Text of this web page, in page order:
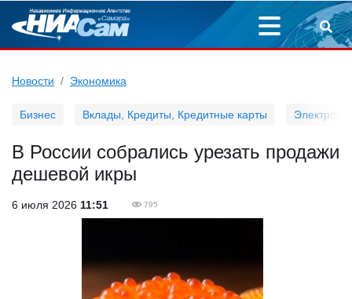
Новости Экономика
Бизнес Вклады, Кредиты, Кредитные карты
В России собрались урезать продажи
дешевой икры
6 июля 2026 11:51 795